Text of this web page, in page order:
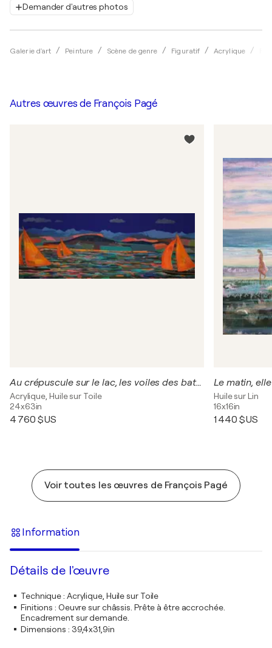
Demander d'autres photos
Galerie d'art Peinture Scène de genre Figuratif Acrylique
Autres œuvres de François Pagé
Au crépuscule sur le lac, les voiles des bateaux se souvenaient du soleil quand elles claquaient sous les rayons chauds du zénith. Elles glissaient en sautant parfois les flots comme sur un tapis persans, accélérant à la vue du port où elles s'endormiraie
Acrylique, Huile sur Toile
24x63in
4 760 $US
Huile sur Lin
16x16in
1 440 $US
Voir toutes les œuvres de François Pagé
Information
Détails de l'œuvre
Technique: Acrylique, Huile sur Toile
Finitions : Oeuvre sur châssis. Prête à être accrochée.
Encadrement sur demande.
Dimensions : 39,4x31,9in